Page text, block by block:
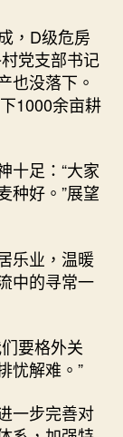
，D级危房
党支部书记
也没落下。
1000余亩耕
十足：“大家
种好。”展望
乐业，温暖
中的寻常一
要格外关
忧解难。”
一步完善对